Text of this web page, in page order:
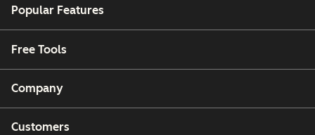
Popular Features
Free Tools
Company
Customers